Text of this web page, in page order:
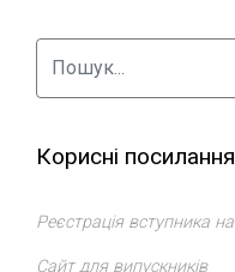
Корисні посилання
Реєстрація вступника
Сайт для випускників